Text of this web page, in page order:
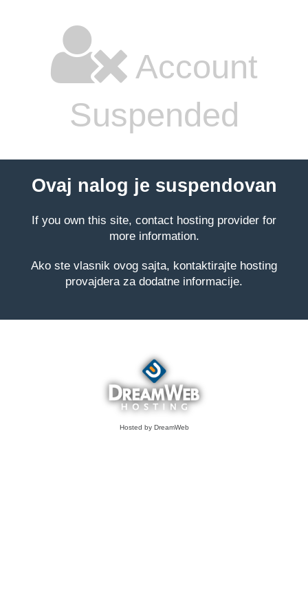
Account
Suspended
Ovaj nalog je suspendovan
If you own this site, contact hosting provider for
more information.
Ako ste vlasnik ovog sajta, kontaktirajte hosting
provajdera za dodatne informacije.
Hosted by DreamWeb